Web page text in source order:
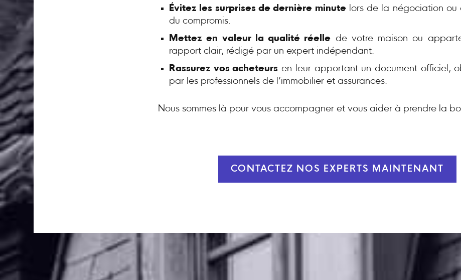
Évitez les surprises de dernière minutelors de la négociation ou
du compromis.
Mettez en valeur la qualité réelle de votre maison ou
rapport clair, rédigé par un expert indépendant.
Rassurez vos acheteurs en leur apportant un document officiel,
par les professionnels de l’immobilier et assurances.
Nous sommes là pour vous accompagner et vous aider à prendre la
CONTACTEZ NOS EXPERTS MAINTENANT